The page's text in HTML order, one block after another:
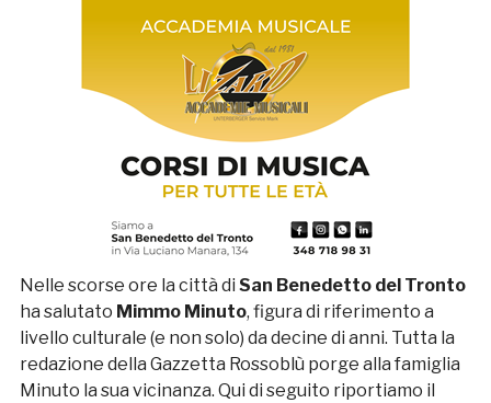
Nelle scorse ore la città di San Benedetto del Tronto
ha salutato Mimmo Minuto, figura di riferimento a
livello culturale (e non solo) da decine di anni. Tutta la
redazione della Gazzetta Rossoblù porge alla famiglia
Minuto la sua vicinanza. Qui di seguito riportiamo il